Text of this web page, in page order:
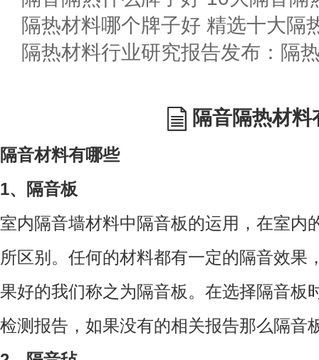
隔热材料哪个牌子好 精选十大隔
隔音隔热材料
隔音材料有哪些
1、隔音板
室内隔音墙材料中隔音板的运用，在室内
所区别。任何的材料都有一定的隔音效果
果好的我们称之为隔音板。在选择隔音板
检测报告，如果没有的相关报告那么隔音